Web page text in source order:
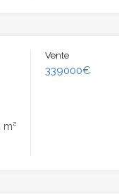
m²
Vente
339000€